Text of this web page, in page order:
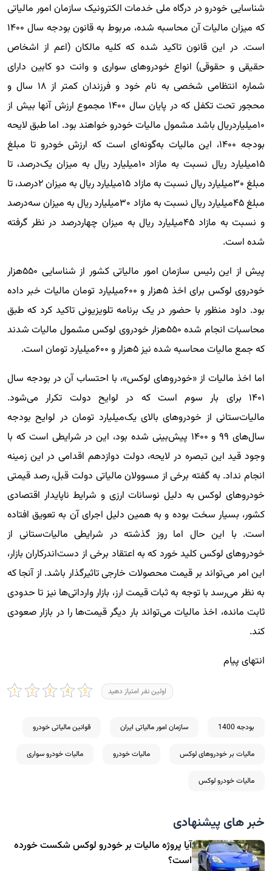
شناسایی خودرو در درگاه ملی خدمات الکترونیک سازمان امور مالیاتی
که میزان مالیات آن محاسبه شده، مربوط به قانون بودجه سال ۱۴۰۰
است. در این قانون تاکید شده که کلیه مالکان (اعم از اشخاص
حقیقی و حقوقی) انواع خودروهای سواری و وانت دو کابین دارای
شماره انتظامی شخصی به نام خود و فرزندان کمتر از ۱۸ سال و
محجور تحت تکفل که در پایان سال ۱۴۰۰ مجموع ارزش آنها بیش از
۱۰‌میلیاردریال باشد مشمول مالیات خودرو خواهند بود. اما طبق لایحه
بودجه ۱۴۰۰، این مالیات به‌‌‌گونه‌‌‌‌‌‌‌‌‌ای است که ارزش خودرو تا مبلغ
۱۵‌‌‌میلیارد ریال نسبت به مازاد ۱۰‌‌‌میلیارد ریال به میزان یک‌‌‌درصد، تا
مبلغ ۳۰‌‌‌میلیارد ریال نسبت به مازاد ۱۵‌‌‌میلیارد ریال به میزان ۲‌‌‌درصد، تا
مبلغ ۴۵‌‌‌میلیارد ریال نسبت به مازاد ۳۰‌‌‌میلیارد ریال به میزان سه‌‌‌درصد
و نسبت به مازاد ۴۵‌‌‌میلیارد ریال به میزان چهار‌‌‌درصد در نظر گرفته
شده است.
پیش از این رئیس سازمان امور مالیاتی کشور از شناسایی ۵۵۰‌‌‌هزار
خودروی لوکس برای اخذ ۵‌‌‌هزار و ۶۰۰‌‌‌میلیارد تومان مالیات خبر داده
بود. داود منظور با حضور در یک برنامه تلویزیونی تاکید کرد که طبق
محاسبات انجام شده ۵۵۰‌‌‌هزار خودروی لوکس مشمول مالیات شدند
که جمع مالیات محاسبه شده نیز ۵‌‌‌هزار و ۶۰۰‌‌‌میلیارد تومان است.
اما اخذ مالیات از «خودروهای لوکس»، با احتساب آن در بودجه سال
۱۴۰۱ برای بار سوم است که در لوایح دولت تکرار می‌شود.
مالیات‌‌‌‌‌‌‌‌‌ستانی از خودروهای بالای یک‌‌‌میلیارد تومان در لوایح بودجه
سال‌های ۹۹ و ۱۴۰۰ پیش‌بینی شده بود، این در شرایطی است که با
وجود قید این تبصره در لایحه، دولت دوازدهم اقدامی در این زمینه
انجام نداد. به گفته برخی از مسوولان مالیاتی دولت قبل، رصد قیمتی
خودروهای لوکس به دلیل نوسانات ارزی و شرایط ناپایدار اقتصادی
کشور، بسیار سخت بوده و به همین دلیل اجرای آن به تعویق افتاده
است. با این حال اما روز گذشته در شرایطی مالیات‌ستانی از
خودروهای لوکس کلید خورد که به اعتقاد برخی از دست‌اندرکاران بازار،
این امر می‌تواند بر قیمت محصولات خارجی تاثیرگذار باشد. از آنجا که
به نظر می‌رسد با توجه به ثبات قیمت ارز، بازار وارداتی‌ها نیز تا حدودی
ثابت مانده، اخذ مالیات می‌تواند بار دیگر قیمت‌ها را در بازار صعودی
کند.
انتهای پیام
اولین نفر امتیاز دهید
بودجه 1400 سازمان امور مالیاتی ایران قوانین مالیاتی خودرو
مالیات بر خودروهای لوکس مالیات خودرو مالیات خودرو سواری
مالیات خودرو لوکس
خبر های پیشنهادی
آیا پروژه مالیات بر خودرو لوکس شکست خورده
است؟